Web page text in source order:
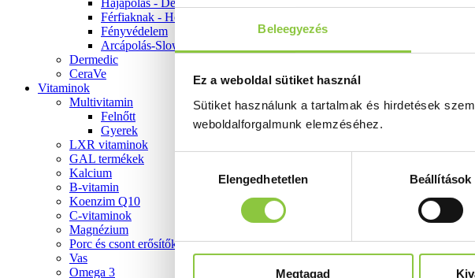
Beleegyezés
Ez a weboldal sütiket használ
Sütiket használunk a tartalmak és hirdetések
weboldalforgalmunk elemzéséhez.
kiválasztásaElengedhetetlen Beállítások
Megtagad
Hajápolás - Dercos
Férfiaknak - Homme
Fényvédelem
Arcápolás-Slow Age
Dermedic
CeraVe
Vitaminok
Multivitamin
Felnőtt
Gyerek
LXR vitaminok
GAL termékek
Kalcium
B-vitamin
Koenzim Q10
C-vitaminok
Magnézium
Porc és csont erősítők
Vas
Omega 3